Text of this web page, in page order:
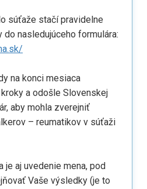
súťaže stačí pravidelne
nasledujúceho formulára:
na konci mesiaca
a odošle Slovenskej
aby mohla zverejniť
– reumatikov v súťaži
je aj uvedenie mena, pod
Vaše výsledky (je to